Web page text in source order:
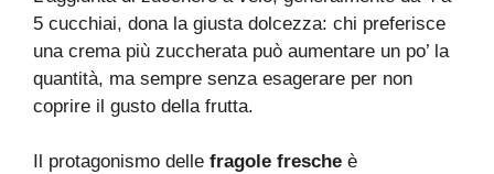
5 cucchiai, dona la giusta dolcezza: chi preferisce
una crema più zuccherata può aumentare un po’ la
quantità, ma sempre senza esagerare per non
coprire il gusto della frutta.
Il protagonismo delle fragole fresche è